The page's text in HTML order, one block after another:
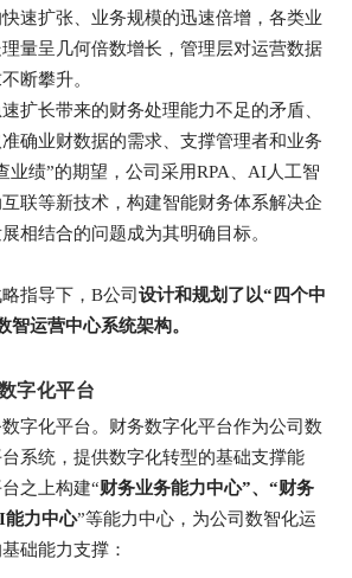
速扩张、业务规模的迅速倍增，各类业
量呈几何倍数增长，管理层对运营数据
断攀升。
扩长带来的财务处理能力不足的矛盾、
确业财数据的需求、支撑管理者和业务
业绩”的期望，公司采用RPA、AI人工智
联等新技术，构建智能财务体系解决企
相结合的问题成为其明确目标。
指导下，B公司 设计和规划了以“四个中
智运营中心系统架构。
字化平台
字化平台。财务数字化平台作为公司数
系统，提供数字化转型的基础支撑能
之上构建“财务业务能力中心”、“财务
能力中心”等能力中心，为公司数智化运
础能力支撑：